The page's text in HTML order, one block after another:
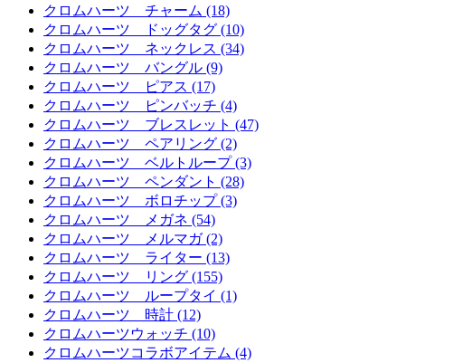
クロムハーツ チャーム (18)
クロムハーツ ドッグタグ (10)
クロムハーツ ネックレス (34)
クロムハーツ バングル (9)
クロムハーツ ピアス (17)
クロムハーツ ピンバッチ (4)
クロムハーツ ブレスレット (47)
クロムハーツ ペアリング (2)
クロムハーツ ベルトループ (3)
クロムハーツ ペンダント (28)
クロムハーツ ボロチップ (3)
クロムハーツ メガネ (54)
クロムハーツ メルマガ (2)
クロムハーツ ライター (13)
クロムハーツ リング (155)
クロムハーツ ループタイ (1)
クロムハーツ 時計 (12)
クロムハーツウォッチ (10)
クロムハーツコラボアイテム (4)